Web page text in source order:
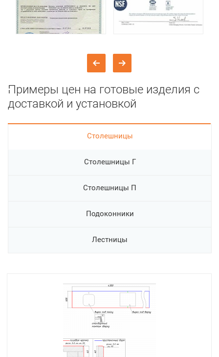
Примеры цен на готовые изделия с
доставкой и установкой
Cтолешницы
Столешницы Г
Столешницы П
Подоконники
Лестницы